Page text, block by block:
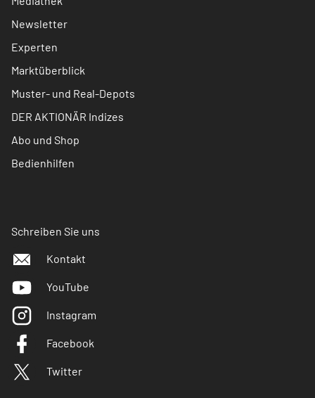
Newsletter
Experten
Marktüberblick
Muster- und Real-Depots
DER AKTIONÄR Indizes
Abo und Shop
Bedienhilfen
Schreiben Sie uns
Kontakt
YouTube
Instagram
Facebook
Twitter